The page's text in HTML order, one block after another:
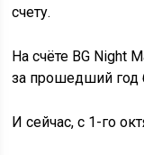
счету.
На счёте BG Night
за прошедший год
И сейчас, с 1-го